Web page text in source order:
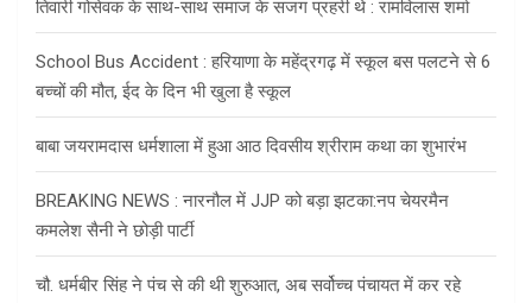
तिवारी गोसेवक के साथ-साथ समाज के सजग प्रहरी थे : रामविलास शर्मा
School Bus Accident : हरियाणा के महेंद्रगढ़ में स्कूल बस पलटने से 6
बच्चों की मौत, ईद के दिन भी खुला है स्कूल
बाबा जयरामदास धर्मशाला में हुआ आठ दिवसीय श्रीराम कथा का शुभारंभ
BREAKING NEWS : नारनौल में JJP को बड़ा झटका:नप चेयरमैन
कमलेश सैनी ने छोड़ी पार्टी
चौ. धर्मबीर सिंह ने पंच से की थी शुरुआत, अब सर्वोच्च पंचायत में कर रहे